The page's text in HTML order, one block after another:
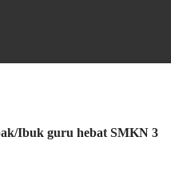
Ibuk guru hebat SMKN 3